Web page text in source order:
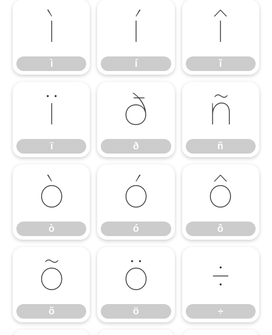
ì
ì
í
í
î
î
ï
ï
ð
ð
ñ
ñ
ò
ò
ó
ó
ô
ô
õ
õ
ö
ö
÷
÷